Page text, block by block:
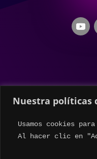
Nuestra políticas
Usamos cookies
Al hacer clic en